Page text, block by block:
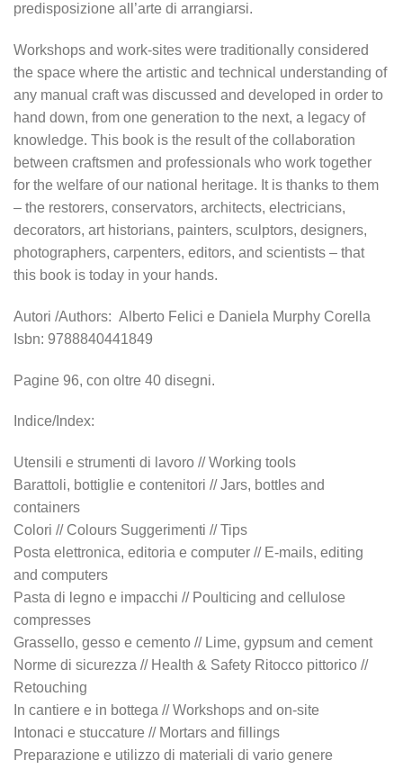
predisposizione all’arte di arrangiarsi.
Workshops and work-sites were traditionally considered
the space where the artistic and technical understanding of
any manual craft was discussed and developed in order to
hand down, from one generation to the next, a legacy of
knowledge. This book is the result of the collaboration
between craftsmen and professionals who work together
for the welfare of our national heritage. It is thanks to them
– the restorers, conservators, architects, electricians,
decorators, art historians, painters, sculptors, designers,
photographers, carpenters, editors, and scientists – that
this book is today in your hands.
Autori /Authors: Alberto Felici e Daniela Murphy Corella
Isbn: 9788840441849
Pagine 96, con oltre 40 disegni.
Indice/Index:
Utensili e strumenti di lavoro // Working tools
Barattoli, bottiglie e contenitori // Jars, bottles and
containers
Colori // Colours Suggerimenti // Tips
Posta elettronica, editoria e computer // E-mails, editing
and computers
Pasta di legno e impacchi // Poulticing and cellulose
compresses
Grassello, gesso e cemento // Lime, gypsum and cement
Norme di sicurezza // Health & Safety Ritocco pittorico //
Retouching
In cantiere e in bottega // Workshops and on-site
Intonaci e stuccature // Mortars and fillings
Preparazione e utilizzo di materiali di vario genere